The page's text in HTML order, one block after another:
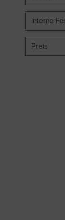
Interne
Preis